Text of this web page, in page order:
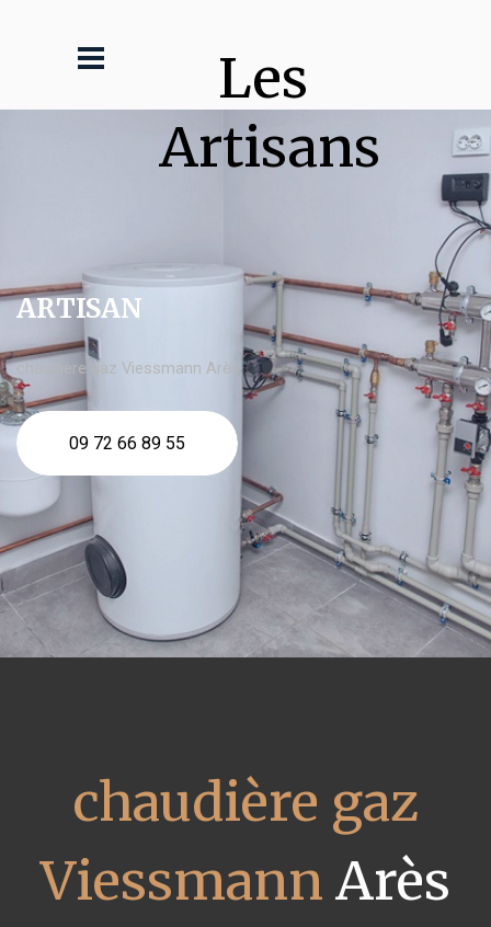
Les
Artisans
ARTISAN
chaudière gaz Viessmann Arès
09 72 66 89 55
chaudière gaz
Viessmann Arès